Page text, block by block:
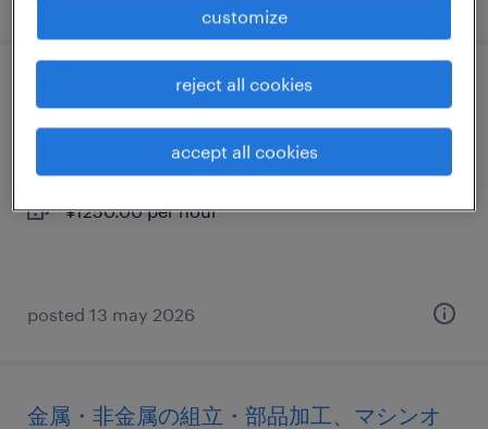
金属・非金属のその他（製造）
栃木県矢板市, 栃木県
temporary
¥1250.00 per hour
posted 13 may 2026
金属・非金属の組立・部品加工、マシンオ
customize
reject all cookies
accept all cookies